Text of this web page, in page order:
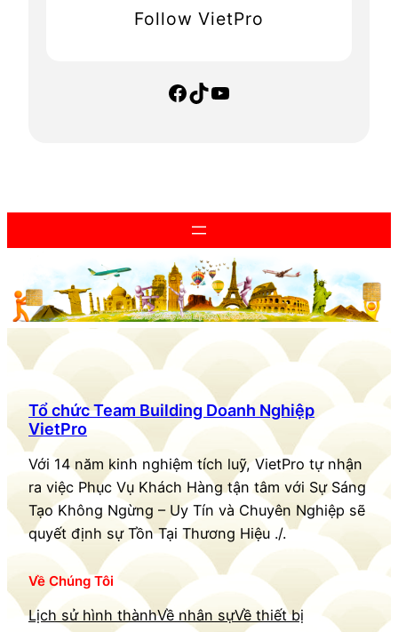
Follow VietPro
Facebook TikTok YouTube
Tổ chức Team Building Doanh Nghiệp
VietPro
Với 14 năm kinh nghiệm tích luỹ, VietPro tự nhận
ra việc Phục Vụ Khách Hàng tận tâm với Sự Sáng
Tạo Không Ngừng – Uy Tín và Chuyên Nghiệp sẽ
quyết định sự Tồn Tại Thương Hiệu ./.
Về Chúng Tôi
Lịch sử hình thànhVề nhân sựVề thiết bị